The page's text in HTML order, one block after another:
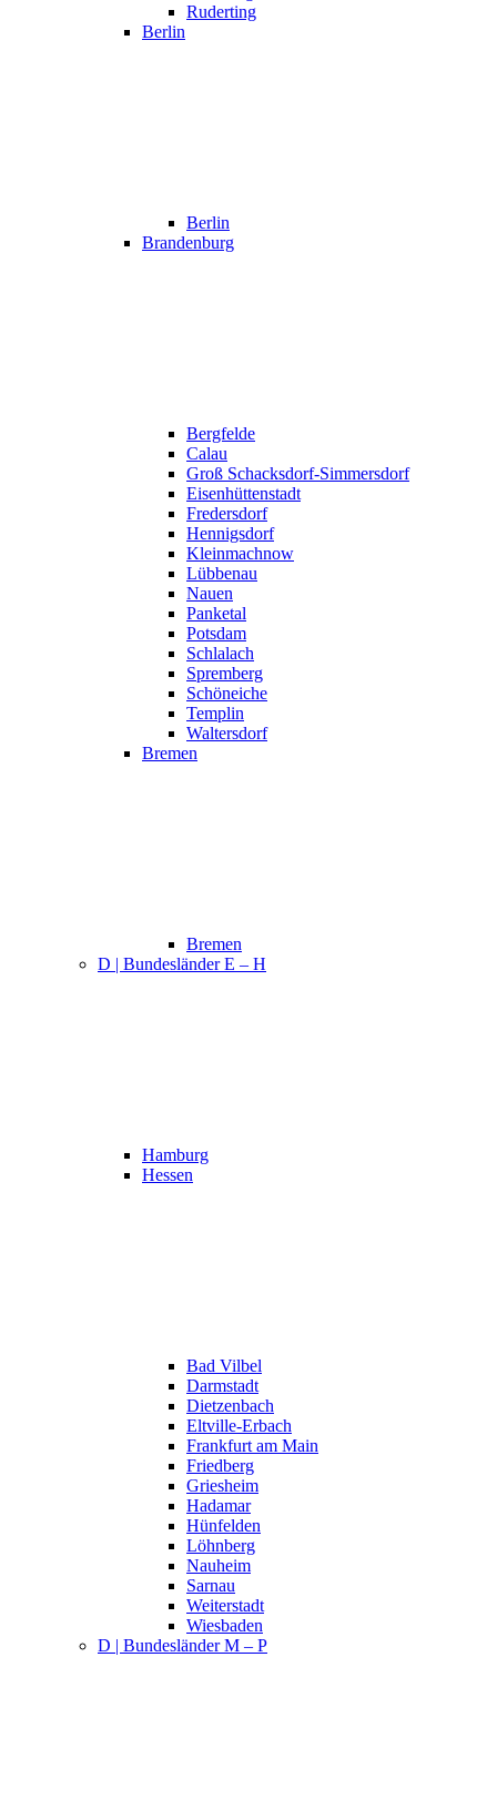
Ruderting
Berlin
Berlin
Brandenburg
Bergfelde
Calau
Groß Schacksdorf-Simmersdorf
Eisenhüttenstadt
Fredersdorf
Hennigsdorf
Kleinmachnow
Lübbenau
Nauen
Panketal
Potsdam
Schlalach
Spremberg
Schöneiche
Templin
Waltersdorf
Bremen
Bremen
D | Bundesländer E – H
Hamburg
Hessen
Bad Vilbel
Darmstadt
Dietzenbach
Eltville-Erbach
Frankfurt am Main
Friedberg
Griesheim
Hadamar
Hünfelden
Löhnberg
Nauheim
Sarnau
Weiterstadt
Wiesbaden
D | Bundesländer M – P